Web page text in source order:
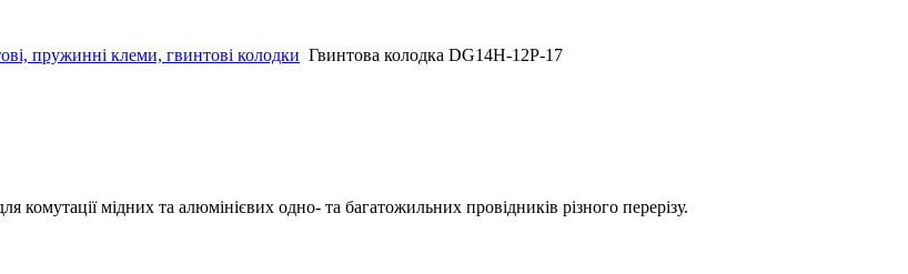
пружинні клеми, гвинтові колодки Гвинтова колодка DG14H-12P-17
комутації мідних та алюмінієвих одно- та багатожильних провідників різного перерізу.